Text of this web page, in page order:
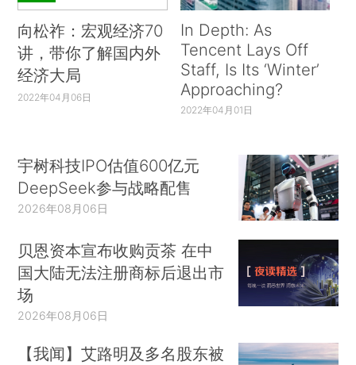
向松祚：宏观经济70
讲，带你了解国内外
经济大局
2022年04月06日
In Depth: As
Tencent Lays Off
Staff, Is Its ‘Winter’
Approaching?
2022年04月01日
宇树科技IPO估值600亿元
DeepSeek参与战略配售
2026年08月06日
贝恩资本宣布收购贡茶 在中
国大陆无法注册商标后退出市
场
2026年08月06日
【我闻】艾路明及多名股东被